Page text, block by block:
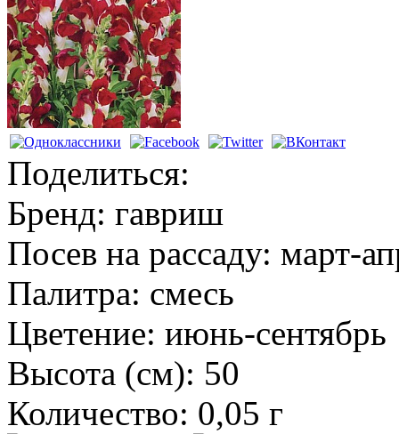
Поделиться:
Бренд: гавриш
Посев на рассаду: март-
Палитра: смесь
Цветение: июнь-сентябрь
Высота (см): 50
Количество: 0,05 г